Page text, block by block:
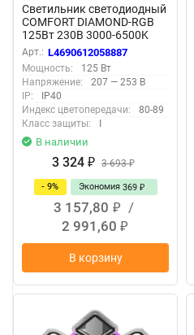
Светильник светодиодный
COMFORT DIAMOND-RGB
125Вт 230В 3000-6500K
10000Лм 500x105мм с
пультом ДУ IN HOME
Арт.: L4690612058887
Мощность:
125 Вт
Напряжение:
207 — 253 В
IP:
IP40
Индекс цветопередачи:
80-89
Класс защиты:
I
В наличии
3 324 ₽ 3 693₽
- 9% Экономия 369 ₽
3 157,80 ₽
/
2 991,60 ₽
В корзину